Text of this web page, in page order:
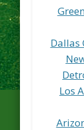
Dallas
Los